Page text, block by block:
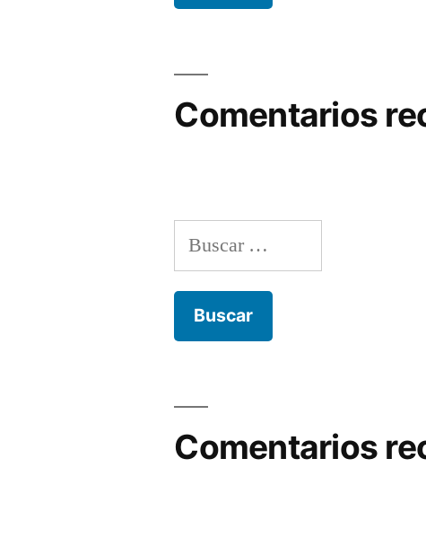
Comentarios
Buscar:
Comentarios